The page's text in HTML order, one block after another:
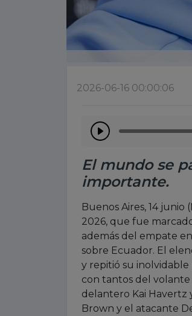
2026-06-16 00:00:06
El mundo se
importante.
Buenos Aires, 14
2026, que fue
además del empate
sobre Ecuador. El
y repitió su inolvidable
con tantos del
delantero Kai Havertz
Brown y el atacante